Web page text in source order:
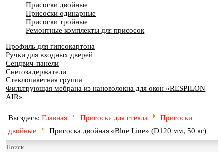
Присоски двойные
Присоски одинарные
Присоски тройные
Ремонтные комплекты для присосок
Профиль для гипсокартона
Ручки для входных дверей
Сендвич-панели
Снегозадержатели
Стеклопакетная группа
Фильтрующая мебрана из нановолокна для окон «RESPILON
AIR»
Вы здесь:Главная Присоски для стекла
Присоски
двойные
Присоска двойная «Blue Line» (D120 мм, 50 кг)